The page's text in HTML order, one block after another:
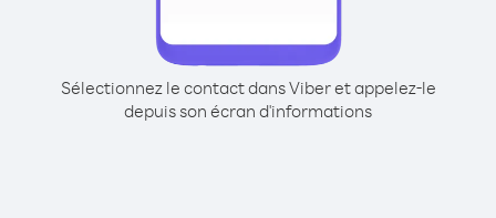
Sélectionnez le contact dans Viber et appelez-le
depuis son écran d'informations